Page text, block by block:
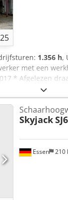
25
1.356 h,
met een
* Afgelezen
4x4 *
* Meer
8.900 euro,
gegevens zijn
Essen 210
Skyjack